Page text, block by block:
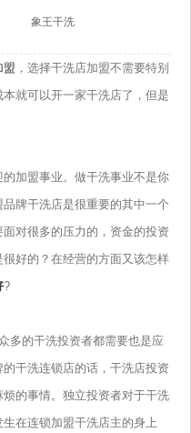
象王干洗
盟 ，选择干洗店加盟不需要特别
本就可以开一家干洗店了，但是
加盟事业。做干洗事业不是你
牌干洗店是很重要的其中一个
对很多的压力的，资金的投资
好的？在经营的方面又该怎样
?
的干洗投资者都需要也是应
干洗连锁店的话，干洗店投资
的事情。独立投资者对于干洗
在连锁加盟干洗店主的身上